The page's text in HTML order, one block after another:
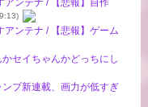
アンテナ / 【悲報】自作
アンテナ / 【悲報】ゲーム
セイちゃんかどっちにし
プ新連載、画力が低すぎ